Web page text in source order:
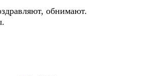
обнимают.